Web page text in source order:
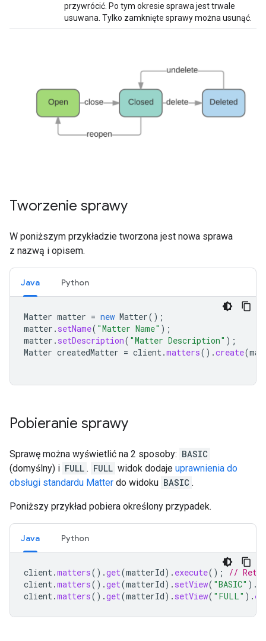
przywrócić. Po tym okresie sprawa jest trwale
usuwana. Tylko zamknięte sprawy można usunąć.
Tworzenie sprawy
W poniższym przykładzie tworzona jest nowa sprawa
z nazwą i opisem.
Java Python
Matter matter = new Matter();
matter . setName( "Matter Name" );
matter . setDescription( "Matter Description" );
Matter createdMatter = client.matters().create(
Pobieranie sprawy
Sprawę można wyświetlić na 2 sposoby: BASIC
(domyślny) i FULL . FULL widok dodaje uprawnienia do
obsługi standardu Matter do widoku BASIC .
Poniższy przykład pobiera określony przypadek.
Java Python
client.matters().get(matterId). execute();
//
client.matters().get(matterId). setView( "BASIC" ).
client.matters().get(matterId). setView( "FULL" ).